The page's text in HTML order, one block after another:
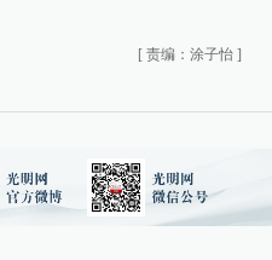
[ 责编：涂子怡 ]